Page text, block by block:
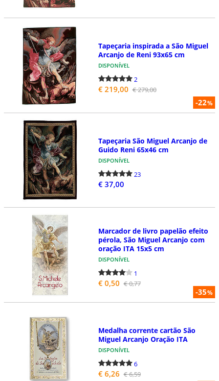
-22%
Tapeçaria inspirada a São Miguel
Arcanjo de Reni 93x65 cm
DISPONÍVEL
2
€ 219,00 € 279,00
Tapeçaria São Miguel Arcanjo de
Guido Reni 65x46 cm
DISPONÍVEL
23
€ 37,00
-35%
Marcador de livro papelão efeito
pérola, São Miguel Arcanjo com
oração ITA 15x5 cm
DISPONÍVEL
1
€ 0,50 € 0,77
Medalha corrente cartão São
Miguel Arcanjo Oração ITA
DISPONÍVEL
6
€ 6,26 € 6,59